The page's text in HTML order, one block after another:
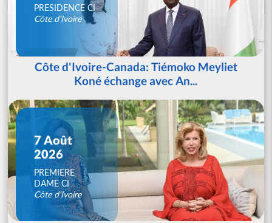
PRESIDENCE CI
Côte d'Ivoire
Côte d'Ivoire-Canada: Tiémoko Meyliet
Koné échange avec An...
7 Août
2026
PREMIERE
DAME CI
Côte d'Ivoire